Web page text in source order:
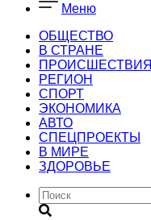
Меню
ОБЩЕСТВО
В СТРАНЕ
ПРОИСШЕСТВИЯ
РЕГИОН
CПОРТ
ЭКОНОМИКА
АВТО
СПЕЦПРОЕКТЫ
В МИРЕ
ЗДОРОВЬЕ